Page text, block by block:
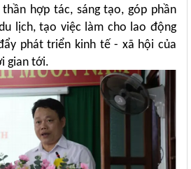
hợp tác, sáng tạo, góp phần
lịch, tạo việc làm cho lao động
phát triển kinh tế - xã hội của
gian tới.